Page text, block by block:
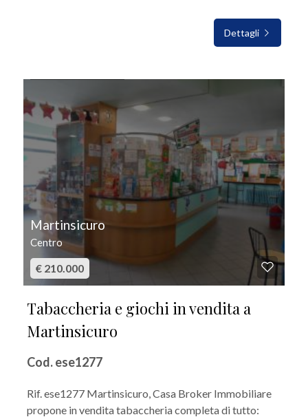
Dettagli
Martinsicuro
Centro
€ 210.000
Tabaccheria e giochi in vendita a
Martinsicuro
Cod. ese1277
Rif. ese1277 Martinsicuro, Casa Broker Immobiliare
propone in vendita tabaccheria completa di tutto: